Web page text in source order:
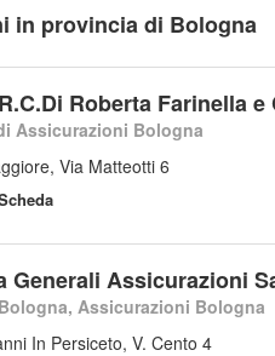
in provincia di Bologna
Roberta Farinella e
Assicurazioni Bologna
Via Matteotti 6
Generali Assicurazioni
Assicurazioni Bologna
In Persiceto, V. Cento 4